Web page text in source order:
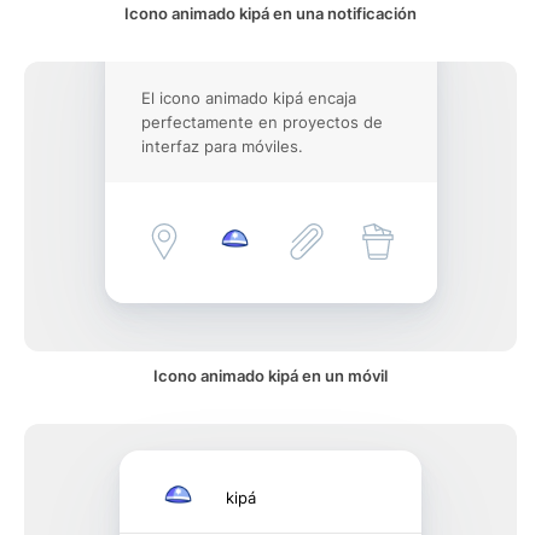
Icono animado kipá en una notificación
El icono animado kipá encaja
perfectamente en proyectos de
interfaz para móviles.
Icono animado kipá en un móvil
kipá